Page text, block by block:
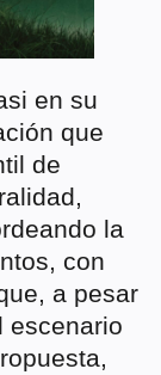
en su
que
de
la
con
a pesar
escenario